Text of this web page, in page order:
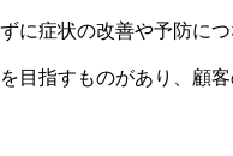
症状の改善や予防につ
目指すものがあり、顧